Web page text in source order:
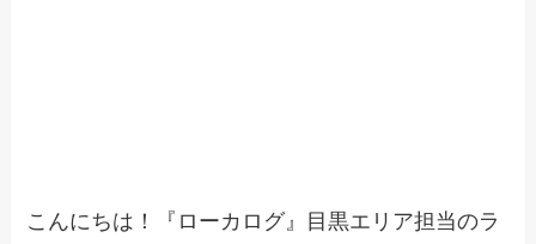
こんにちは！『ローカログ』目黒エリア担当のラ